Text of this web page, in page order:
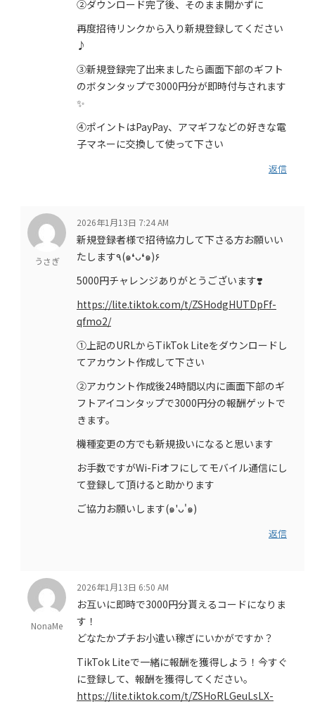
②ダウンロード完了後、そのまま開かずに
再度招待リンクから入り新規登録してください
♪
③新規登録完了出来ましたら画面下部のギフト
のボタンタップで3000円分が即時付与されます
✨
④ポイントはPayPay、アマギフなどの好きな電
子マネーに交換して使って下さい
返信
うさぎ
2026年1月13日 7:24 AM
新規登録者様で招待協力して下さる方お願いい
たします٩(๑❛ᴗ❛๑)۶
5000円チャレンジありがとうございます❣️
https://lite.tiktok.com/t/ZSHodgHUTDpFf-
qfmo2/
①上記のURLからTikTok Liteをダウンロードし
てアカウント作成して下さい
②アカウント作成後24時間以内に画面下部のギ
フトアイコンタップで3000円分の報酬ゲットで
きます。
機種変更の方でも新規扱いになると思います
お手数ですがWi-Fiオフにしてモバイル通信にし
て登録して頂けると助かります
ご協力お願いします(๑'ᴗ'๑)
返信
NonaMe
2026年1月13日 6:50 AM
お互いに即時で3000円分貰えるコードになりま
す！
どなたかプチお小遣い稼ぎにいかがですか？
TikTok Liteで一緒に報酬を獲得しよう！今すぐ
に登録して、報酬を獲得してください。
https://lite.tiktok.com/t/ZSHoRLGeuLsLX-